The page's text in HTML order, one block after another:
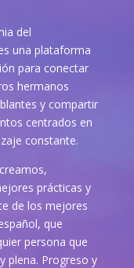
del
una plataforma
para conectar
hermanos
y compartir
centrados en
constante.
prácticas y
de los mejores
que
persona que
plena. Progreso y